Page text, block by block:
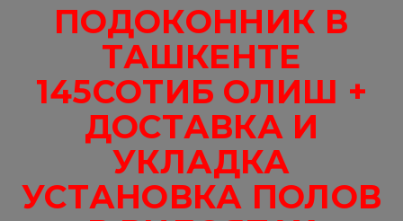
ПОДОКОННИК В
ТАШКЕНТЕ
145СОТИБ ОЛИШ +
ДОСТАВКА И
УКЛАДКА
УСТАНОВКА ПОЛОВ